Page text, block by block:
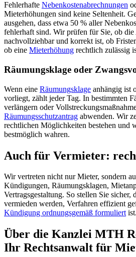
Fehlerhafte Nebenkostenabrechnungen
Mieterhöhungen sind keine Seltenheit.
ausgehen, dass etwa 50 % aller
fehlerhaft sind. Wir prüfen für Sie, ob
nachvollziehbar und korrekt ist, ob
ob eine Mieterhöhung rechtlich zulässig
Räumungsklage oder
Wenn eine Räumungsklage anhängig ist
vorliegt, zählt jeder Tag. In bestimmten
verlängern oder
Räumungsschutzantrag abwenden. Wir
rechtlichen Möglichkeiten bestehen und
bestmöglich wahren.
Auch für Vermieter:
Wir vertreten nicht nur Mieter, sondern
Kündigungen, Räumungsklagen,
Vertragsgestaltung. So stellen Sie sicher,
vermieden werden, Verfahren effizient
Kündigung ordnungsgemäß formuliertist.
Über die Kanzlei MTH
Ihr Rechtsanwalt für